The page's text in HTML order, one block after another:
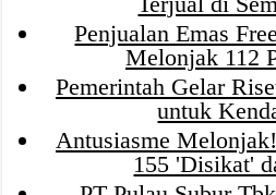
Penjualan Emas
Melonjak 112
Pemerintah Gelar
untuk
Antusiasme
155 'Disikat'